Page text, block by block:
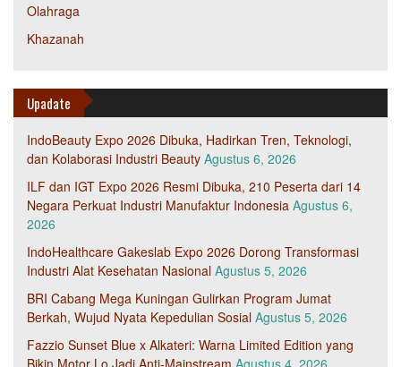
Olahraga
Khazanah
Upadate
IndoBeauty Expo 2026 Dibuka, Hadirkan Tren, Teknologi,
dan Kolaborasi Industri Beauty Agustus 6, 2026
ILF dan IGT Expo 2026 Resmi Dibuka, 210 Peserta dari 14
Negara Perkuat Industri Manufaktur Indonesia Agustus 6,
2026
IndoHealthcare Gakeslab Expo 2026 Dorong Transformasi
Industri Alat Kesehatan Nasional Agustus 5, 2026
BRI Cabang Mega Kuningan Gulirkan Program Jumat
Berkah, Wujud Nyata Kepedulian Sosial Agustus 5, 2026
Fazzio Sunset Blue x Alkateri: Warna Limited Edition yang
Bikin Motor Lo Jadi Anti-Mainstream Agustus 4, 2026